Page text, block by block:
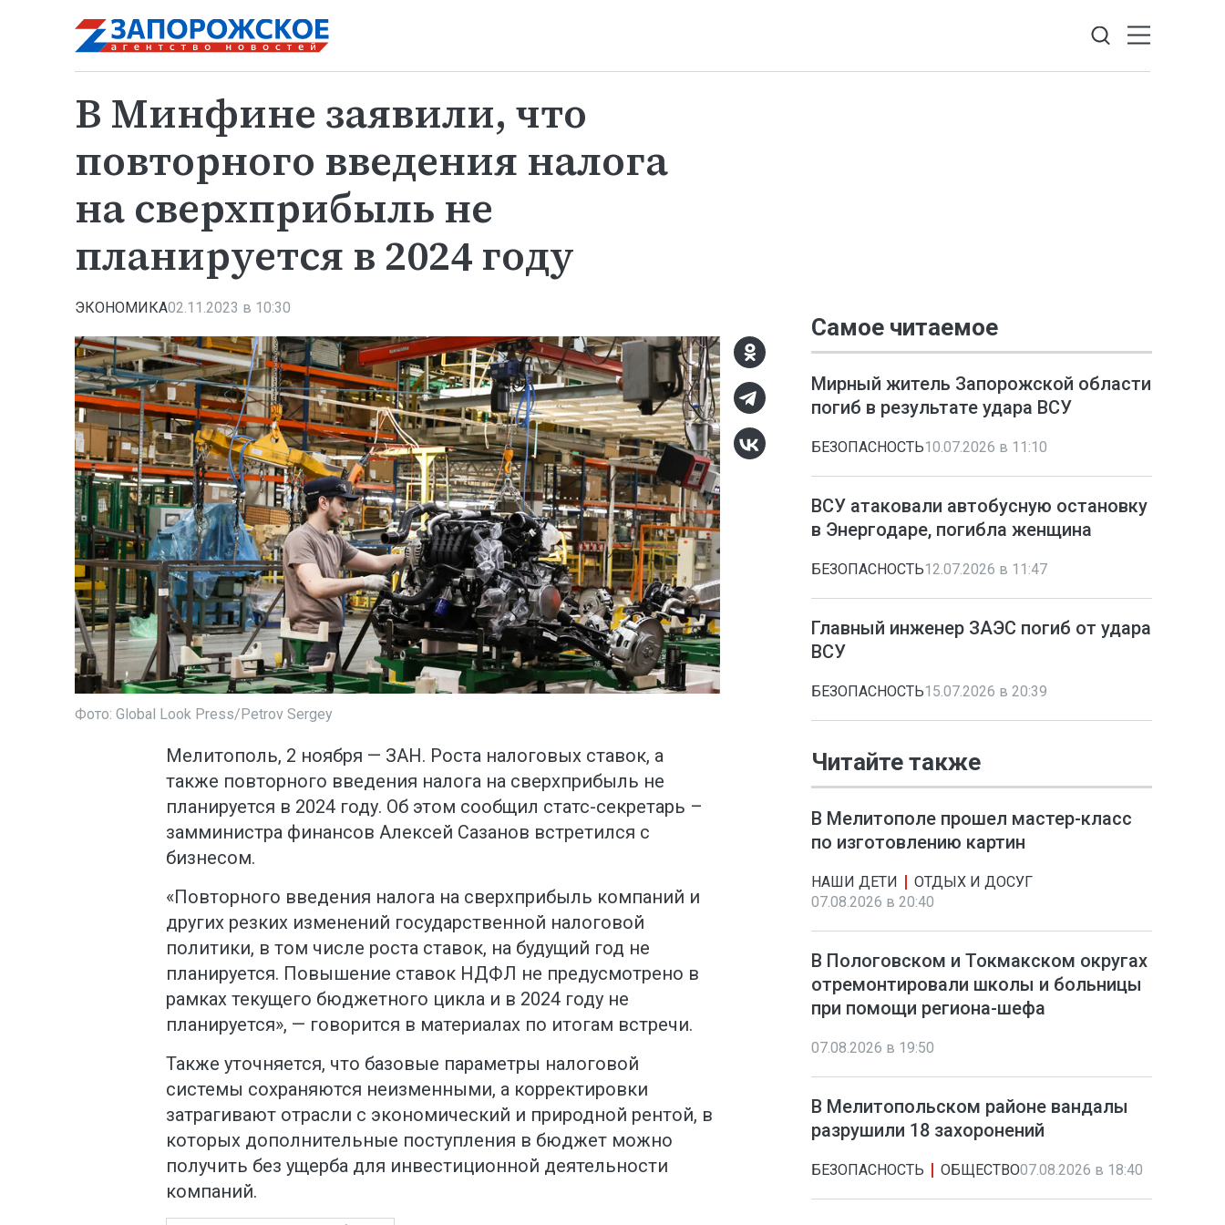
В Минфине заявили, что
повторного введения налога
на сверхприбыль не
планируется в 2024 году
ЭКОНОМИКА02.11.2023 в 10:30
Фото: Global Look Press/Petrov Sergey
Мелитополь, 2 ноября — ЗАН. Роста налоговых ставок, а
также повторного введения налога на сверхприбыль не
планируется в 2024 году. Об этом сообщил статс-секретарь –
замминистра финансов Алексей Сазанов встретился с
бизнесом.
«Повторного введения налога на сверхприбыль компаний и
других резких изменений государственной налоговой
политики, в том числе роста ставок, на будущий год не
планируется. Повышение ставок НДФЛ не предусмотрено в
рамках текущего бюджетного цикла и в 2024 году не
планируется», — говорится в материалах по итогам встречи.
Также уточняется, что базовые параметры налоговой
системы сохраняются неизменными, а корректировки
затрагивают отрасли с экономический и природной рентой, в
которых дополнительные поступления в бюджет можно
получить без ущерба для инвестиционной деятельности
компаний.
Самое читаемое
Мирный житель Запорожской области
погиб в результате удара ВСУ
БЕЗОПАСНОСТЬ10.07.2026 в 11:10
ВСУ атаковали автобусную остановку
в Энергодаре, погибла женщина
БЕЗОПАСНОСТЬ12.07.2026 в 11:47
Главный инженер ЗАЭС погиб от удара
ВСУ
БЕЗОПАСНОСТЬ15.07.2026 в 20:39
Читайте также
В Мелитополе прошел мастер-класс
по изготовлению картин
НАШИ ДЕТИ
ОТДЫХ И ДОСУГ
07.08.2026 в 20:40
В Пологовском и Токмакском округах
отремонтировали школы и больницы
при помощи региона-шефа
07.08.2026 в 19:50
В Мелитопольском районе вандалы
разрушили 18 захоронений
БЕЗОПАСНОСТЬ ОБЩЕСТВО07.08.2026 в 18:40